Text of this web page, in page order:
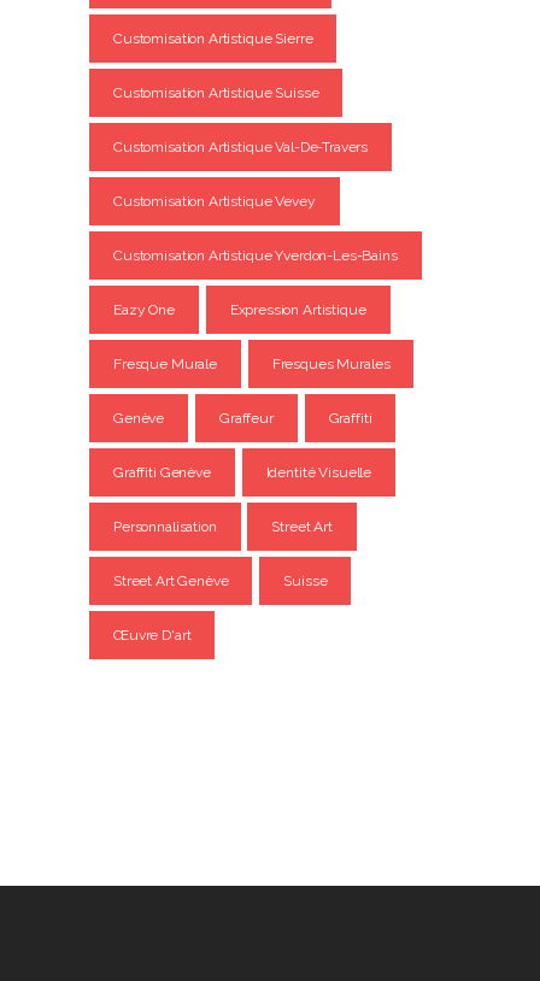
Customisation Artistique Sierre
Customisation Artistique Suisse
Customisation Artistique Val-De-Travers
Customisation Artistique Vevey
Customisation Artistique Yverdon-Les-Bains
Eazy One Expression Artistique
Fresque Murale Fresques Murales
Genève Graffeur Graffiti
Graffiti Genève Identité Visuelle
Personnalisation Street Art
Street Art Genève Suisse
Œuvre D'art